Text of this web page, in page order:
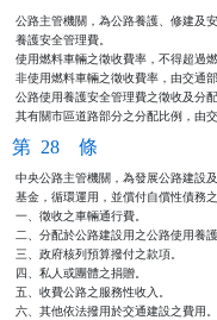
公路主管機關，為公路養護、修建及
養護安全管理費。
使用燃料車輛之徵收費率，不得超過
非使用燃料車輛之徵收費率，由交通
公路使用養護安全管理費之徵收及分
其有關市區道路部分之分配比例，由
第 28 條
中央公路主管機關，為發展公路建設
基金，循環運用，並償付自償性債務
一、徵收之車輛通行費。
二、分配於公路建設用之公路使用養護
三、政府核列預算撥付之款項。
四、私人或團體之捐贈。
五、收費公路之服務性收入。
六、其他依法撥用於交通建設之費用。